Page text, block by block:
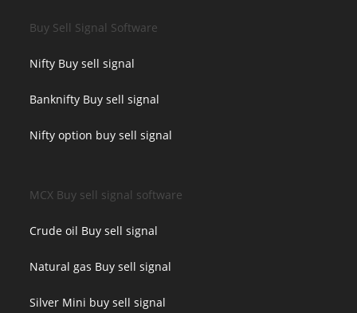
Buy Sell Signal Software
Nifty Buy sell signal
Banknifty Buy sell signal
Nifty option buy sell signal
MCX Buy sell signal software
Crude oil Buy sell signal
Natural gas Buy sell signal
Silver Mini buy sell signal